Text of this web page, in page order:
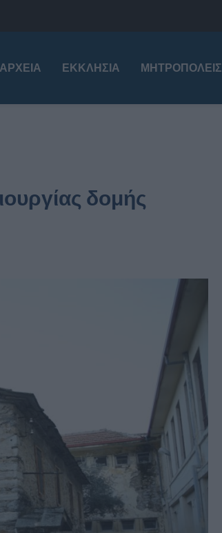
ΕΚΚΛΗΣΊΑ ΜΗΤΡΟΠΌΛΕΙΣ
δομής